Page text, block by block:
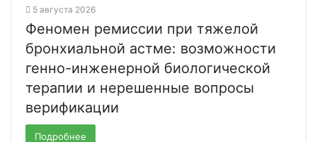
5 августа 2026
Феномен ремиссии при тяжелой
бронхиальной астме: возможности
генно-инженерной биологической
терапии и нерешенные вопросы
верификации
Подробнее